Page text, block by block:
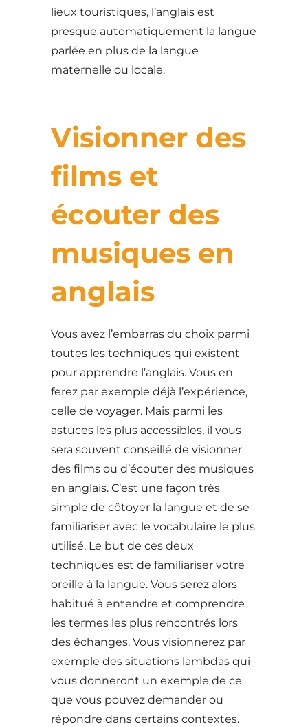
lieux touristiques, l’anglais est
presque automatiquement la langue
parlée en plus de la langue
maternelle ou locale.
Visionner des
films et
écouter des
musiques en
anglais
Vous avez l’embarras du choix parmi
toutes les techniques qui existent
pour apprendre l’anglais. Vous en
ferez par exemple déjà l’expérience,
celle de voyager. Mais parmi les
astuces les plus accessibles, il vous
sera souvent conseillé de visionner
des films ou d’écouter des musiques
en anglais. C’est une façon très
simple de côtoyer la langue et de se
familiariser avec le vocabulaire le plus
utilisé. Le but de ces deux
techniques est de familiariser votre
oreille à la langue. Vous serez alors
habitué à entendre et comprendre
les termes les plus rencontrés lors
des échanges. Vous visionnerez par
exemple des situations lambdas qui
vous donneront un exemple de ce
que vous pouvez demander ou
répondre dans certains contextes.